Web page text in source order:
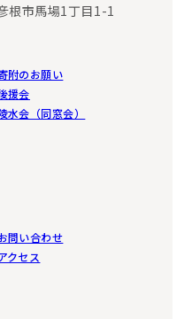
市馬場1丁目1-1
附のお願い
援会
水会（同窓会）
問い合わせ
クセス